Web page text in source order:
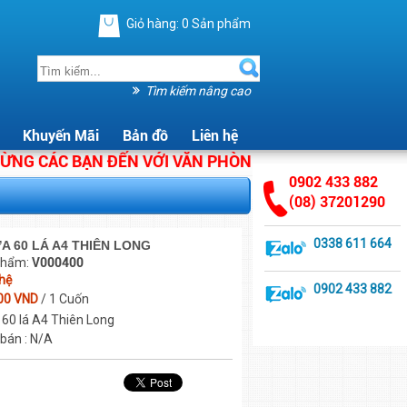
Giỏ hàng: 0 Sản phẩm
Tìm kiếm nâng cao
Khuyến Mãi Bản đồ Liên hệ
CÁC BẠN ĐẾN VỚI VĂN PHÒNG PHẨM ÁNH HẰNG.
60 LÁ A4 THIÊN LONG
V000400
VND/ 1 Cuốn
lá A4 Thiên Long
: N/A
0902 433 882
(08) 37201290
0338 611 664
0902 433 882